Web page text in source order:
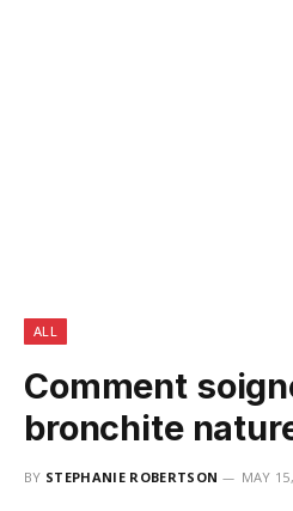
ALL
Comment
bronchite
BY STEPHANIE ROBERTSON MAY